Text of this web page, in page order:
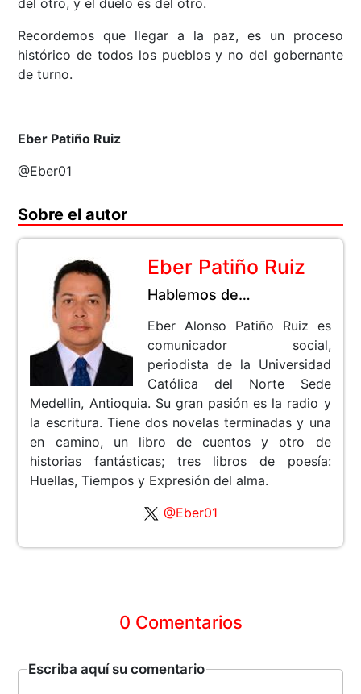
del otro, y el duelo es del otro.
Recordemos que llegar a la paz, es un proceso
histórico de todos los pueblos y no del gobernante
de turno.
Eber Patiño Ruiz
@Eber01
Sobre el autor
Eber Patiño Ruiz
Hablemos de…
Eber Alonso Patiño Ruiz es
comunicador social,
periodista de la Universidad
Católica del Norte Sede
Medellin, Antioquia. Su gran pasión es la radio y
la escritura. Tiene dos novelas terminadas y una
en camino, un libro de cuentos y otro de
historias fantásticas; tres libros de poesía:
Huellas, Tiempos y Expresión del alma.
@Eber01
0 Comentarios
Escriba aquí su comentario